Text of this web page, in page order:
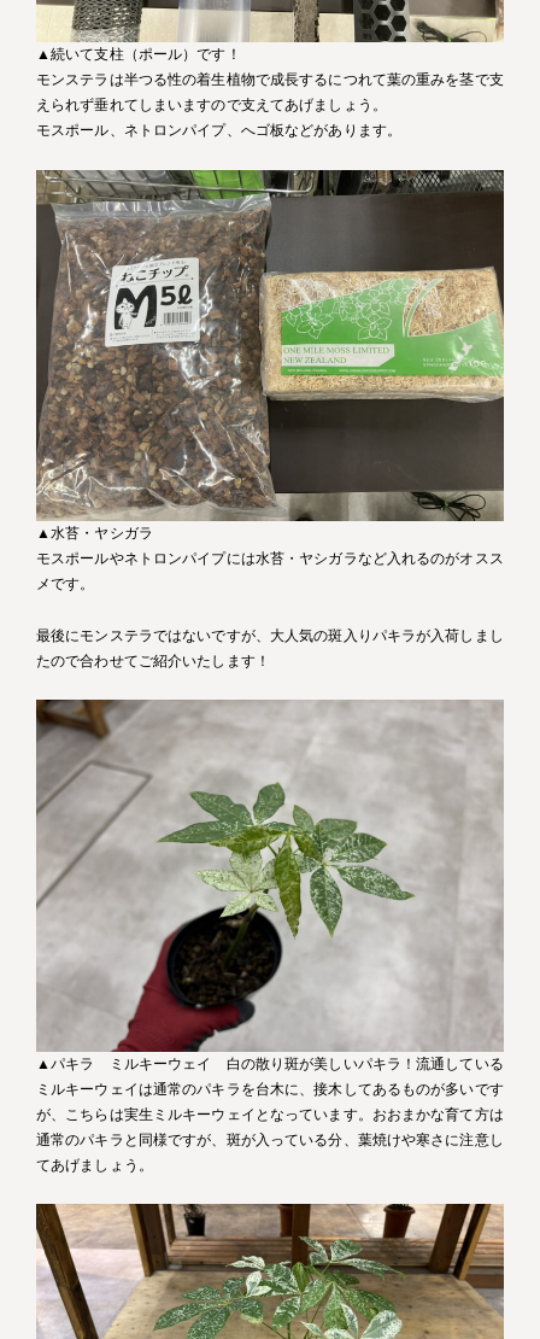
▲続いて支柱（ポール）です！
モンステラは半つる性の着生植物で成長するにつれて葉の重みを茎で支
えられず垂れてしまいますので支えてあげましょう。
モスポール、ネトロンパイプ、へゴ板などがあります。
▲水苔・ヤシガラ
モスポールやネトロンパイプには水苔・ヤシガラなど入れるのがオスス
メです。
最後にモンステラではないですが、大人気の斑入りパキラが入荷しまし
たので合わせてご紹介いたします！
▲パキラ ミルキーウェイ 白の散り斑が美しいパキラ！流通している
ミルキーウェイは通常のパキラを台木に、接木してあるものが多いです
が、こちらは実生ミルキーウェイとなっています。おおまかな育て方は
通常のパキラと同様ですが、斑が入っている分、葉焼けや寒さに注意し
てあげましょう。